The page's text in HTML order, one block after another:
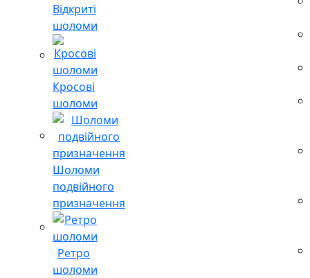
Відкриті
шоломи
Кросові
шоломи
Шоломи
подвійного
призначення
Ретро
шоломи